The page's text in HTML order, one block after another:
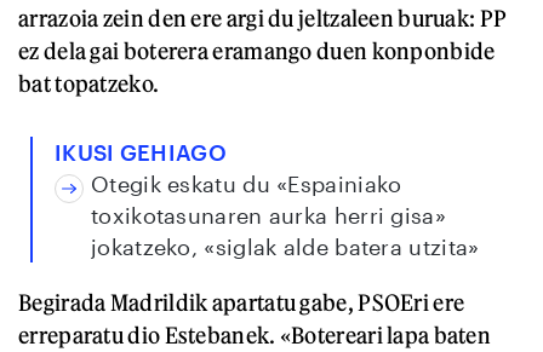
arrazoia zein den ere argi du jeltzaleen buruak: PP
ez dela gai boterera eramango duen konponbide
bat topatzeko.
IKUSI GEHIAGO
Otegik eskatu du «Espainiako
toxikotasunaren aurka herri gisa»
jokatzeko, «siglak alde batera utzita»
Begirada Madrildik apartatu gabe, PSOEri ere
erreparatu dio Estebanek. «Botereari lapa baten